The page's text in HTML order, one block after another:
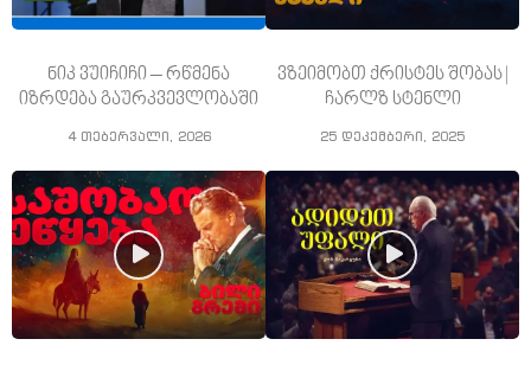
ნიკ ვუიჩიჩი – რწმენა
იზრდება გაურკვევლობაში
4 თებერვალი, 2026
ვზეიმობთ ქრისტეს შობას |
ჩარლზ სტენლი
25 დეკემბერი, 2025